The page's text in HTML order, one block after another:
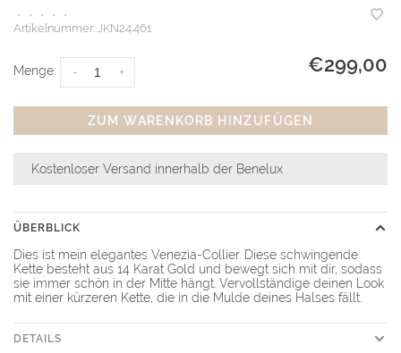
• • • •
•
Artikelnummer: JKN24.461
Menge: +
- €299,00
ZUM WARENKORB HINZUFÜGEN
Kostenloser Versand innerhalb der Benelux
ÜBERBLICK
Dies ist mein elegantes Venezia-Collier. Diese schwingende
Kette besteht aus 14 Karat Gold und bewegt sich mit dir, sodass
sie immer schön in der Mitte hängt. Vervollständige deinen Look
mit einer kürzeren Kette, die in die Mulde deines Halses fällt.
DETAILS